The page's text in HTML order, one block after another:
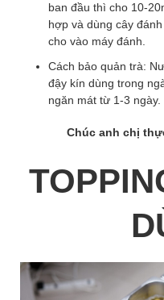
ban đầu thì cho 10-
hợp và dùng cây
cho vào máy đánh.
Cách bảo quản trà:
đậy kín dùng trong
ngăn mát từ 1-3 ngày.
Chúc anh chị